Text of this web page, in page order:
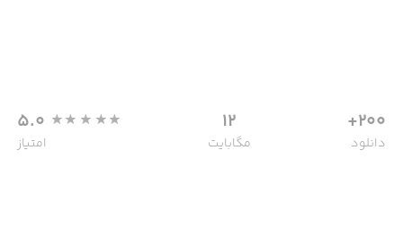
200+
دانلود
12
مگابایت
5.0
امتیاز